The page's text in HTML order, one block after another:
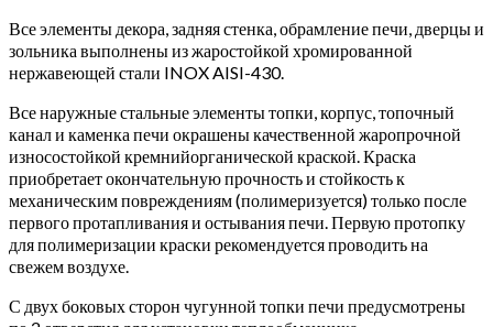
Все элементы декора, задняя стенка, обрамление печи, дверцы и
зольника выполнены из жаростойкой хромированной
нержавеющей стали INOX AISI-430.
Все наружные стальные элементы топки, корпус, топочный
канал и каменка печи окрашены качественной жаропрочной
износостойкой кремнийорганической краской. Краска
приобретает окончательную прочность и стойкость к
механическим повреждениям (полимеризуется) только после
первого протапливания и остывания печи. Первую протопку
для полимеризации краски рекомендуется проводить на
свежем воздухе.
С двух боковых сторон чугунной топки печи предусмотрены